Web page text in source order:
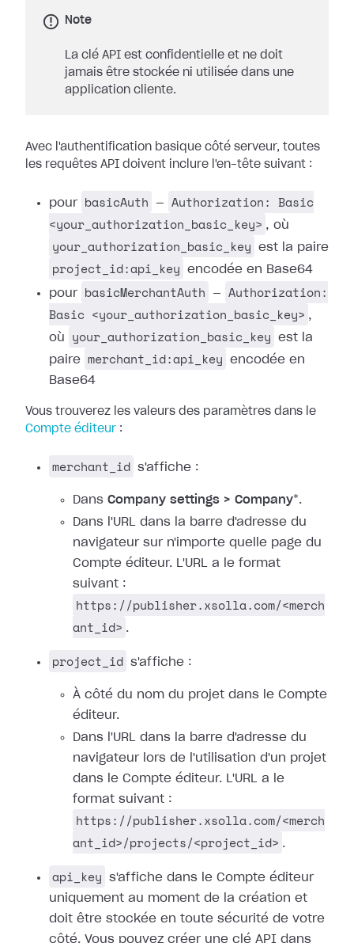
Note
La clé API est confidentielle et ne doit
jamais être stockée ni utilisée dans une
application cliente.
Avec l'authentification basique côté serveur, toutes
les requêtes API doivent inclure l'en-tête suivant :
pour basicAuth —
Authorization: Basic
<your_authorization_basic_key> , où
your_authorization_basic_key est la paire
project_id:api_key
encodée en Base64
pour basicMerchantAuth —
Authorization:
Basic <your_authorization_basic_key> ,
où
your_authorization_basic_key
est la
paire merchant_id:api_key
encodée en
Base64
Vous trouverez les valeurs des paramètres dans le
Compte éditeur :
merchant_id s'affiche :
Dans Company settings > Company*.
Dans l'URL dans la barre d'adresse du
navigateur sur n'importe quelle page du
Compte éditeur. L'URL a le format
suivant :
https://publisher.xsolla.com/<merch
ant_id> .
project_id s'affiche :
À côté du nom du projet dans le Compte
éditeur.
Dans l'URL dans la barre d'adresse du
navigateur lors de l'utilisation d'un projet
dans le Compte éditeur. L'URL a le
format suivant :
https://publisher.xsolla.com/<merch
ant_id>/projects/<project_id> .
api_key
s'affiche dans le Compte éditeur
uniquement au moment de la création et
doit être stockée en toute sécurité de votre
côté. Vous pouvez créer une clé API dans